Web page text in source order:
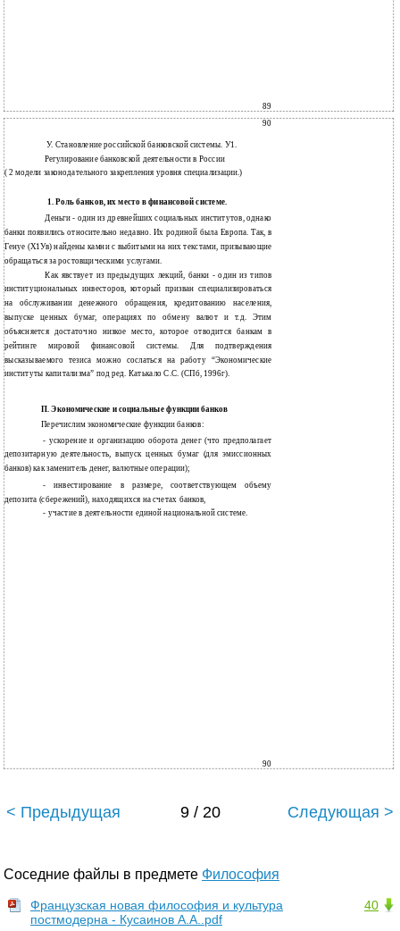
89
90
У. Становление российской банковской системы. У1.
Регулирование банковской деятельности в России
( 2 модели законодательного закрепления уровня специализации.)
1. Роль банков, их место в финансовой системе.
Деньги - один из древнейших социальных институтов, однако
банки появились относительно недавно. Их родиной была Европа. Так, в
Генуе (Х1Ув) найдены камни с выбитыми на них текстами, призывающие
обращаться за ростовщическими услугами.
Как явствует из предыдущих лекций, банки - один из типов
институциональных инвесторов, который призван специализироваться
на обслуживании денежного обращения, кредитованию населения,
выпуске ценных бумаг, операциях по обмену валют и т.д. Этим
объясняется достаточно низкое место, которое отводится банкам в
рейтинге мировой финансовой системы. Для подтверждения
высказываемого тезиса можно сослаться на работу “Экономические
институты капитализма” под ред. Катькало С.С. (СПб, 1996г).
П. Экономические и социальные функции банков
Перечислим экономические функции банков:
- ускорение и организацию оборота денег (что предполагает
депозитарную деятельность, выпуск ценных бумаг (для эмиссионных
банков) как заменитель денег, валютные операции);
- инвестирование в размере, соответствующем объему
депозита (сбережений), находящихся на счетах банков,
- участие в деятельности единой национальной системе.
90
< Предыдущая 9 / 20 Следующая >
Соседние файлы в предмете Философия
40
Французская новая философия и культура
постмодерна - Кусаинов А.А..pdf